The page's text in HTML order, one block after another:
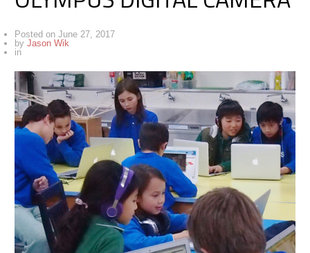
Posted on June 27, 2017
by Jason Wik
in